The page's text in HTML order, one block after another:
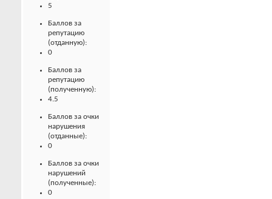
5
Баллов за
репутацию
(отданную):
0
Баллов за
репутацию
(полученную):
4.5
Баллов за очки
нарушения
(отданные):
0
Баллов за очки
нарушений
(полученные):
0